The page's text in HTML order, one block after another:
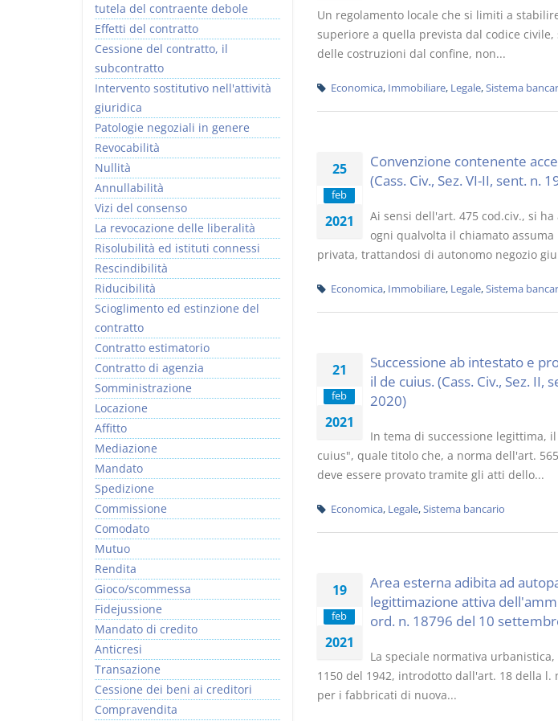
Un regolamento locale che si limiti a
superiore a quella prevista dal codice
delle costruzioni dal confine, non...
Economica, Immobiliare, Legale,Sistema
25
feb
2021
Convenzione contenente
(Cass. Civ., Sez. VI-II, sent.
Ai sensi dell'art. 475 cod.civ., si
ogni qualvolta il chiamato
privata, trattandosi di autonomo negozio
Economica, Immobiliare, Legale,Sistema
21
feb
2021
Successione ab intestato e
il de cuius. (Cass. Civ., Sez.
2020)
In tema di successione legittima,
cuius", quale titolo che, a norma dell'art.
deve essere provato tramite gli atti dello...
Economica, Legale,Sistema bancario
19
feb
2021
Area esterna adibita ad
legittimazione attiva
ord. n. 18796 del 10
La speciale normativa
1150 del 1942, introdotto dall'art. 18 della l.
per i fabbricati di nuova...
tutela del contraente debole
Effetti del contratto
Cessione del contratto, il
subcontratto
Intervento sostitutivo nell'attività
giuridica
Patologie negoziali in genere
Revocabilità
Nullità
Annullabilità
Vizi del consenso
La revocazione delle liberalità
Risolubilità ed istituti connessi
Rescindibilità
Riducibilità
Scioglimento ed estinzione del
contratto
Contratto estimatorio
Contratto di agenzia
Somministrazione
Locazione
Affitto
Mediazione
Mandato
Spedizione
Commissione
Comodato
Mutuo
Rendita
Gioco/scommessa
Fidejussione
Mandato di credito
Anticresi
Transazione
Cessione dei beni ai creditori
Compravendita